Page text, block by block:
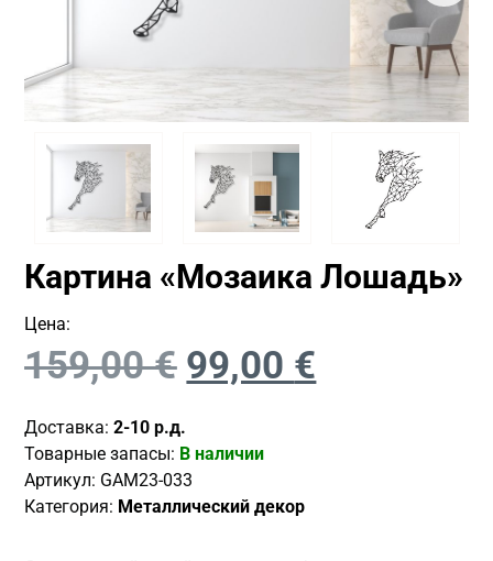
Картина «Мозаика Лошадь»
Цена:
159,00€ 99,00 €
Доставка:2-10 р.д.
Товарные запасы: В наличии
Артикул: GAM23-033
Категория: Металлический декор